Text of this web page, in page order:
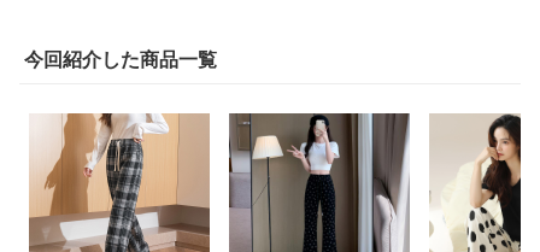
今回紹介した商品一覧